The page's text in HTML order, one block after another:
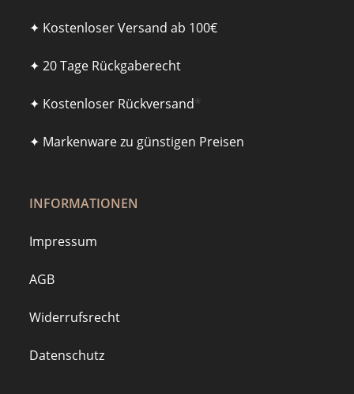
✦ Kostenloser Versand ab 100€
✦ 20 Tage Rückgaberecht
✦ Kostenloser Rückversand*
✦ Markenware zu günstigen Preisen
INFORMATIONEN
Impressum
AGB
Widerrufsrecht
Datenschutz